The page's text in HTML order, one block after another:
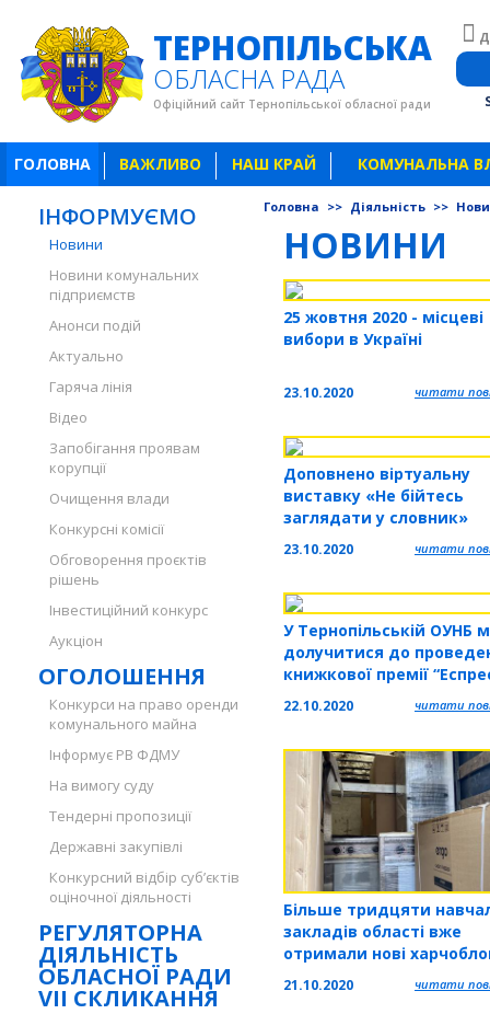
ТЕРНОПІЛЬСЬКА
ОБЛАСНА РАДА
Офіційний сайт Тернопільської обласної ради
ГОЛОВНА ВАЖЛИВО НАШ КРАЙ КОМУНАЛЬНА
ІНФОРМУЄМО
Новини
Новини комунальних
підприємств
Анонси подій
Актуально
Гаряча лінія
Відео
Запобігання проявам
корупції
Очищення влади
Конкурсні комісії
Обговорення проєктів
рішень
Інвестиційний конкурс
Аукціон
ОГОЛОШЕННЯ
Конкурси на право оренди
комунального майна
Інформує РВ ФДМУ
На вимогу суду
Тендерні пропозиції
Державні закупівлі
Конкурсний відбір суб’єктів
оціночної діяльності
РЕГУЛЯТОРНА
ДІЯЛЬНІСТЬ
ОБЛАСНОЇ РАДИ
VII СКЛИКАННЯ
Головна >> Діяльність >>
НОВИНИ
25 жовтня 2020 - місцеві
вибори в Україні
23.10.2020 читати
Доповнено віртуальну
виставку «Не бійтесь
заглядати у словник»
23.10.2020 читати
У Тернопільській ОУНБ
долучитися до
книжкової премії
Вибір читачів 2020”
22.10.2020 читати
Більше тридцяти
закладів області вже
отримали нові
21.10.2020 читати